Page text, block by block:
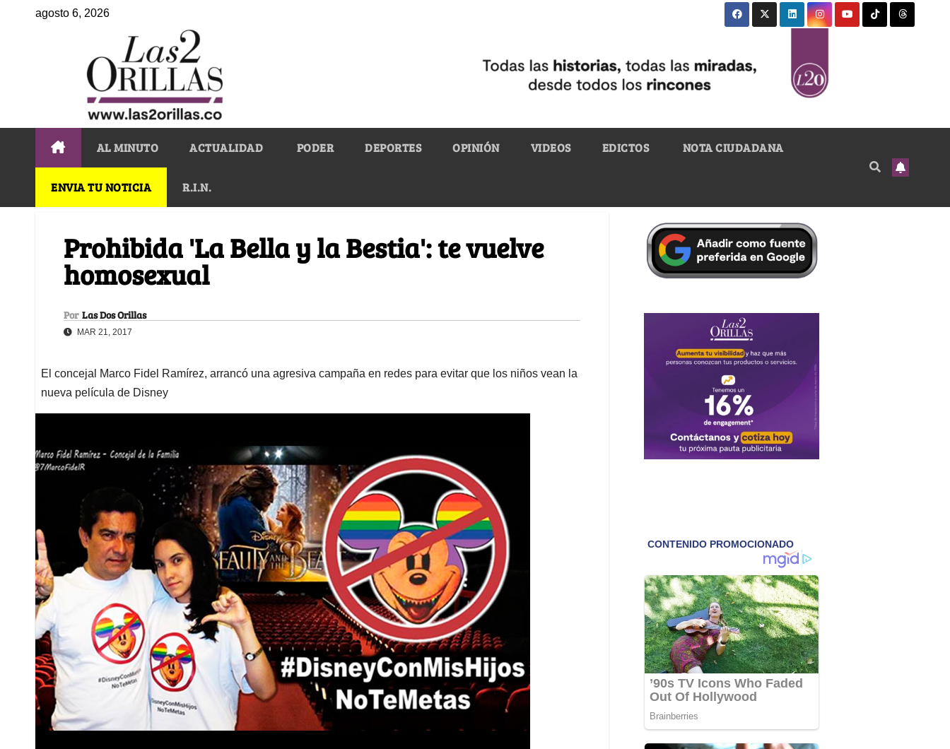
agosto 6, 2026
AL MINUTO ACTUALIDAD PODER DEPORTES OPINIÓN VIDEOS EDICTOS NOTA CIUDADANA
ENVIA TU NOTICIA R.I.N.
Prohibida 'La Bella y la Bestia': te vuelve
homosexual
Por Las Dos Orillas
MAR 21, 2017
El concejal Marco Fidel Ramírez, arrancó una agresiva campaña en redes para evitar que los niños vean la
nueva película de Disney